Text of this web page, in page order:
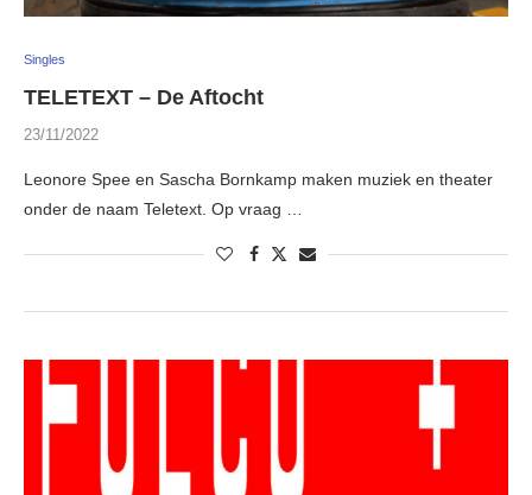
Singles
TELETEXT – De Aftocht
23/11/2022
Leonore Spee en Sascha Bornkamp maken muziek en theater
onder de naam Teletext. Op vraag …